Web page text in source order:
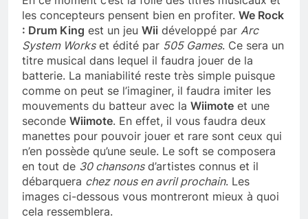
les concepteurs pensent bien en profiter. We Rock
: Drum King est un jeu Wii développé par Arc
System Workset édité par 505 Games. Ce sera un
titre musical dans lequel il faudra jouer de la
batterie. La maniabilité reste très simple puisque
comme on peut se l’imaginer, il faudra imiter les
mouvements du batteur avec la Wiimote et une
seconde Wiimote. En effet, il vous faudra deux
manettes pour pouvoir jouer et rare sont ceux qui
n’en possède qu’une seule. Le soft se composera
en tout de 30 chansonsd’artistes connus et il
débarquera chez nous en avril prochain. Les
images ci-dessous vous montreront mieux à quoi
cela ressemblera.